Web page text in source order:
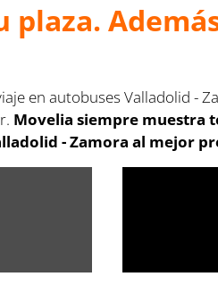
en autobuses Valladolid -
Movelia siempre muestra
- Zamora al mejor